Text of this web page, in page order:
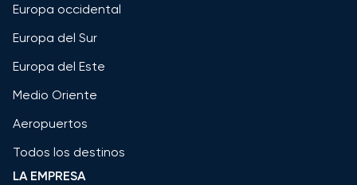
Europa occidental
Europa del Sur
Europa del Este
Medio Oriente
Aeropuertos
Todos los destinos
LA EMPRESA